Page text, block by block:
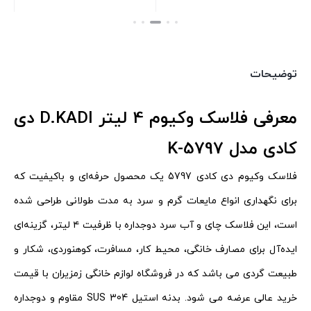
توضیحات
معرفی فلاسک وکیوم 4 لیتر D.KADI دی
کادی مدل K-5797
فلاسک وکیوم دی کادی 5797 یک محصول حرفه‌ای و باکیفیت که
برای نگهداری انواع مایعات گرم و سرد به مدت طولانی طراحی شده
است، این فلاسک چای و آب سرد دوجداره با ظرفیت ۴ لیتر، گزینه‌ای
ایده‌آل برای مصارف خانگی، محیط کار، مسافرت، کوهنوردی، شکار و
طبیعت گردی می باشد که در فروشگاه لوازم خانگی زمزیران با قیمت
خرید عالی عرضه می شود. بدنه استیل SUS 304 مقاوم و دوجداره